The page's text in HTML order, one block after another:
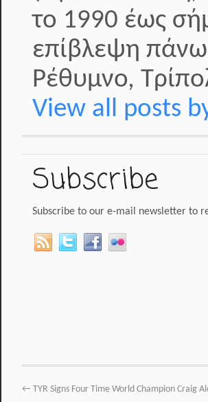
το 1990 έως
επίβλεψη
Ρέθυμνο,
View all posts
Subscribe
Subscribe to our e-mail newsletter to
← TYR Signs Four Time World Champion Craig